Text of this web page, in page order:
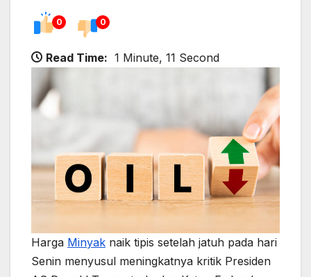
0 0
Read Time: 1 Minute, 11 Second
Harga Minyak naik tipis setelah jatuh pada hari
Senin menyusul meningkatnya kritik Presiden